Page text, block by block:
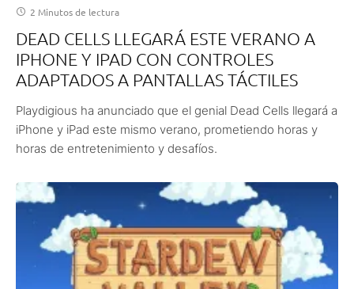
2 Minutos de lectura
DEAD CELLS LLEGARÁ ESTE VERANO A
IPHONE Y IPAD CON CONTROLES
ADAPTADOS A PANTALLAS TÁCTILES
Playdigious ha anunciado que el genial Dead Cells llegará a
iPhone y iPad este mismo verano, prometiendo horas y
horas de entretenimiento y desafíos.